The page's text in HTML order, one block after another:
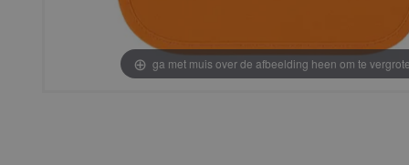
ga met muis over de afbeelding heen om te